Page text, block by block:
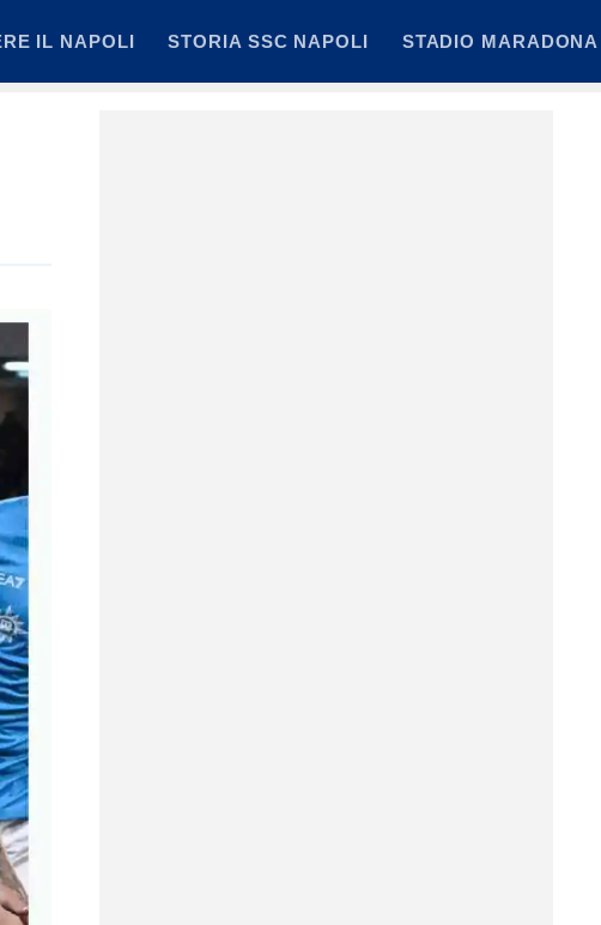
IL NAPOLI STORIA SSC NAPOLI STADIO MARADONA